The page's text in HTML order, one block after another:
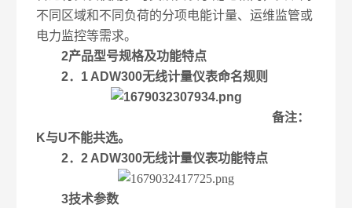
不同区域和不同负荷的分项电能计量、运维监管或
电力监控等需求。
2产品型号规格及功能特点
2．1 ADW300无线计量仪表命名规则
备注：
K与U不能共选。
2．2 ADW300无线计量仪表功能特点
3技术参数